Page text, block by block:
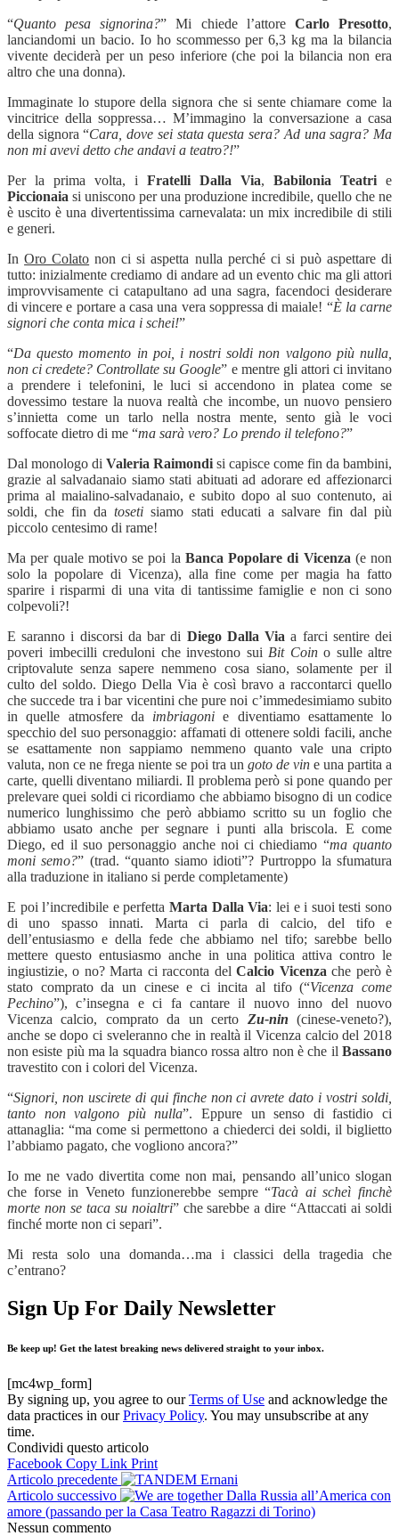
“Quanto pesa signorina?” Mi chiede l’attore Carlo Presotto,
lanciandomi un bacio. Io ho scommesso per 6,3 kg ma la bilancia
vivente deciderà per un peso inferiore (che poi la bilancia non era
altro che una donna).
Immaginate lo stupore della signora che si sente chiamare come la
vincitrice della soppressa… M’immagino la conversazione a casa
della signora“Cara, dove sei stata questa sera? Ad una sagra? Ma
non mi avevi detto che andavi a teatro?!”
Per la prima volta, i Fratelli Dalla Via, Babilonia Teatri e
Piccionaia si uniscono per una produzione incredibile, quello che ne
è uscito è una divertentissima carnevalata: un mix incredibile di stili
e generi.
InOro Colato non ci si aspetta nulla perché ci si può aspettare di
tutto: inizialmente crediamo di andare ad un evento chic ma gli attori
improvvisamente ci catapultano ad una sagra, facendoci desiderare
di vincere e portare a casa una vera soppressa di maiale! “È la carne
signori che conta mica i schei!”
“Da questo momento in poi, i nostri soldi non valgono più nulla,
non ci credete? Controllate su Google” e mentre gli attori ci invitano
a prendere i telefonini, le luci si accendono in platea come se
dovessimo testare la nuova realtà che incombe, un nuovo pensiero
s’innietta come un tarlo nella nostra mente, sento già le voci
soffocate dietro di me “ma sarà vero? Lo prendo il telefono?”
Dal monologo di Valeria Raimondi si capisce come fin da bambini,
grazie al salvadanaio siamo stati abituati ad adorare ed affezionarci
prima al maialino-salvadanaio, e subito dopo al suo contenuto, ai
soldi, che fin datosetisiamo stati educati a salvare fin dal più
piccolo centesimo di rame!
Ma per quale motivo se poi la Banca Popolare di Vicenza (e non
solo la popolare di Vicenza), alla fine come per magia ha fatto
sparire i risparmi di una vita di tantissime famiglie e non ci sono
colpevoli?!
E saranno i discorsi da bar di Diego Dalla Via a farci sentire dei
poveri imbecilli creduloni che investono sui Bit Coino sulle altre
criptovalute senza sapere nemmeno cosa siano, solamente per il
culto del soldo. Diego Della Via è così bravo a raccontarci quello
che succede tra i bar vicentini che pure noi c’immedesimiamo subito
in quelle atmosfere da imbriagoni e diventiamo esattamente lo
specchio del suo personaggio: affamati di ottenere soldi facili, anche
se esattamente non sappiamo nemmeno quanto vale una cripto
valuta, non ce ne frega niente se poi tra un goto de vin e una partita a
carte, quelli diventano miliardi. Il problema però si pone quando per
prelevare quei soldi ci ricordiamo che abbiamo bisogno di un codice
numerico lunghissimo che però abbiamo scritto su un foglio che
abbiamo usato anche per segnare i punti alla briscola. E come
Diego, ed il suo personaggio anche noi ci chiediamo “ma quanto
moni semo?” (trad. “quanto siamo idioti”? Purtroppo la sfumatura
alla traduzione in italiano si perde completamente)
E poi l’incredibile e perfettaMarta Dalla Via: lei e i suoi testi sono
di uno spasso innati. Marta ci parla di calcio, del tifo e
dell’entusiasmo e della fede che abbiamo nel tifo; sarebbe bello
mettere questo entusiasmo anche in una politica attiva contro le
ingiustizie, o no? Marta ci racconta delCalcio Vicenza che però è
stato comprato da un cinese e ci incita al tifo (“Vicenza come
Pechino”), c’insegna e ci fa cantare il nuovo inno del nuovo
Vicenza calcio, comprato da un certo Zu-nin (cinese-veneto?),
anche se dopo ci sveleranno che in realtà il Vicenza calcio del 2018
non esiste più ma la squadra bianco rossa altro non è che il Bassano
travestito con i colori del Vicenza.
“Signori, non uscirete di qui finche non ci avrete dato i vostri soldi,
tanto non valgono più nulla”. Eppure un senso di fastidio ci
attanaglia: “ma come si permettono a chiederci dei soldi, il biglietto
l’abbiamo pagato, che vogliono ancora?”
Io me ne vado divertita come non mai, pensando all’unico slogan
che forse in Veneto funzionerebbe sempre“Tacà ai scheì finchè
morte non se taca su noialtri” che sarebbe a dire “Attaccati ai soldi
finché morte non ci separi”.
Mi resta solo una domanda…ma i classici della tragedia che
c’entrano?
Sign Up For Daily Newsletter
Be keep up! Get the latest breaking news delivered straight to your inbox.
[mc4wp_form]
By signing up, you agree to ourTerms of Use and acknowledge the
data practices in ourPrivacy Policy. You may unsubscribe at any
time.
Condividi questo articolo
Facebook Copy Link Print
Articolo precedente
Ernani
Articolo successivo
Dalla Russia all’America con
amore (passando per la Casa Teatro Ragazzi di Torino)
Nessun commento